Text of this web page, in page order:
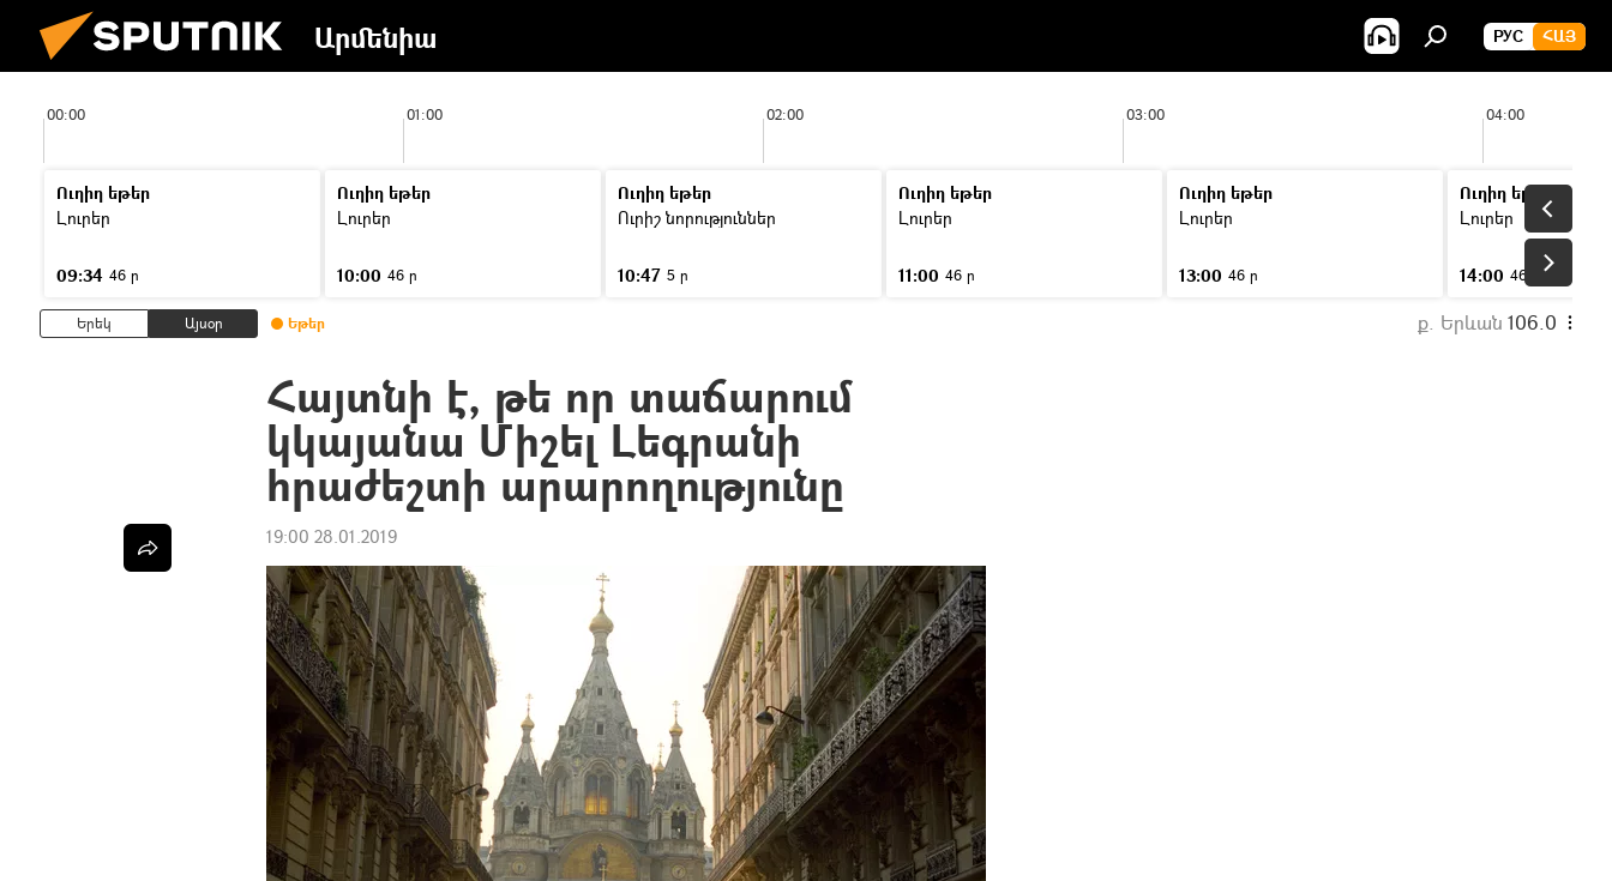
Արմենիա РУС ՀԱՅ
00:00 01:00 02:00 03:00 04:00
Ուղիղ եթեր
Լուրեր
09:34 46 ր
Ուղիղ եթեր
Լուրեր
10:00 46 ր
Ուղիղ եթեր
Ուրիշ նորություններ
10:47 5 ր
Ուղիղ եթեր
Լուրեր
11:00 46 ր
Ուղիղ եթեր
Լուրեր
13:00 46 ր
Ուղիղ եթեր
Լուրեր
14:00 46 ր
Երեկ Այսօր Եթեր ք. Երևան 106.0
Հայտնի է, թե որ տաճարում
կկայանա Միշել Լեգրանի
հրաժեշտի արարողությունը
19:00 28.01.2019